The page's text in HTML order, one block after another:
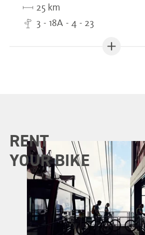
25 km
3 - 18A - 4 - 23
RENT
YOUR BIKE